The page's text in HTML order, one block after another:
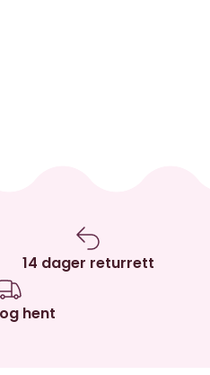
14 dager returrett
hent